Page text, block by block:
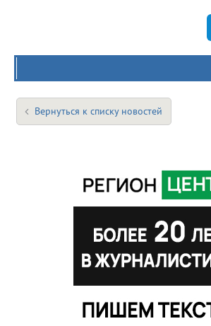
Вернуться к списку новостей